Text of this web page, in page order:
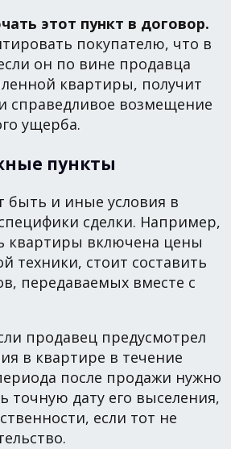
этот пункт в договор.
покупателю, что в
он по вине продавца
квартиры, получит
справедливое возмещение
ущерба.
пункты
быть и иные условия в
сделки. Например,
квартиры включена цены
техники, стоит составить
передаваемых вместе с
продавец предусмотрел
в квартире в течение
после продажи нужно
точную дату его выселения,
если тот не